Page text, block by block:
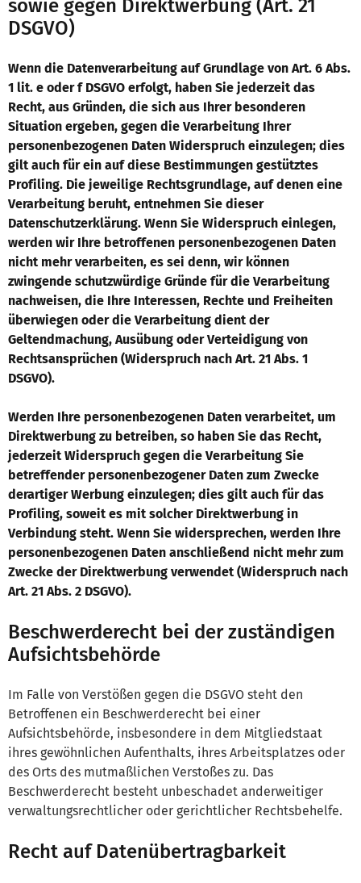
sowie gegen Direktwerbung (Art. 21
DSGVO)
Wenn die Datenverarbeitung auf Grundlage von Art. 6 Abs.
1 lit. e oder f DSGVO erfolgt, haben Sie jederzeit das
Recht, aus Gründen, die sich aus Ihrer besonderen
Situation ergeben, gegen die Verarbeitung Ihrer
personenbezogenen Daten Widerspruch einzulegen; dies
gilt auch für ein auf diese Bestimmungen gestütztes
Profiling. Die jeweilige Rechtsgrundlage, auf denen eine
Verarbeitung beruht, entnehmen Sie dieser
Datenschutzerklärung. Wenn Sie Widerspruch einlegen,
werden wir Ihre betroffenen personenbezogenen Daten
nicht mehr verarbeiten, es sei denn, wir können
zwingende schutzwürdige Gründe für die Verarbeitung
nachweisen, die Ihre Interessen, Rechte und Freiheiten
überwiegen oder die Verarbeitung dient der
Geltendmachung, Ausübung oder Verteidigung von
Rechtsansprüchen (Widerspruch nach Art. 21 Abs. 1
DSGVO).
Werden Ihre personenbezogenen Daten verarbeitet, um
Direktwerbung zu betreiben, so haben Sie das Recht,
jederzeit Widerspruch gegen die Verarbeitung Sie
betreffender personenbezogener Daten zum Zwecke
derartiger Werbung einzulegen; dies gilt auch für das
Profiling, soweit es mit solcher Direktwerbung in
Verbindung steht. Wenn Sie widersprechen, werden Ihre
personenbezogenen Daten anschließend nicht mehr zum
Zwecke der Direktwerbung verwendet (Widerspruch nach
Art. 21 Abs. 2 DSGVO).
Beschwerderecht bei der zuständigen
Aufsichtsbehörde
Im Falle von Verstößen gegen die DSGVO steht den
Betroffenen ein Beschwerderecht bei einer
Aufsichtsbehörde, insbesondere in dem Mitgliedstaat
ihres gewöhnlichen Aufenthalts, ihres Arbeitsplatzes oder
des Orts des mutmaßlichen Verstoßes zu. Das
Beschwerderecht besteht unbeschadet anderweitiger
verwaltungsrechtlicher oder gerichtlicher Rechtsbehelfe.
Recht auf Datenübertragbarkeit